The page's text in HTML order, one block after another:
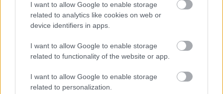
I want to allow Google to enable storage
related to analytics like cookies on web or
device identifiers in apps.
I want to allow Google to enable storage
related to functionality of the website or app.
I want to allow Google to enable storage
related to personalization.
múltbeli életeink milyen mélyen befolyásolhatják
jelenlegi viselkedésünket és érzéseinket, miközben
jelen kihívásait, tanulva a múltbéli tapasztalatainkból.